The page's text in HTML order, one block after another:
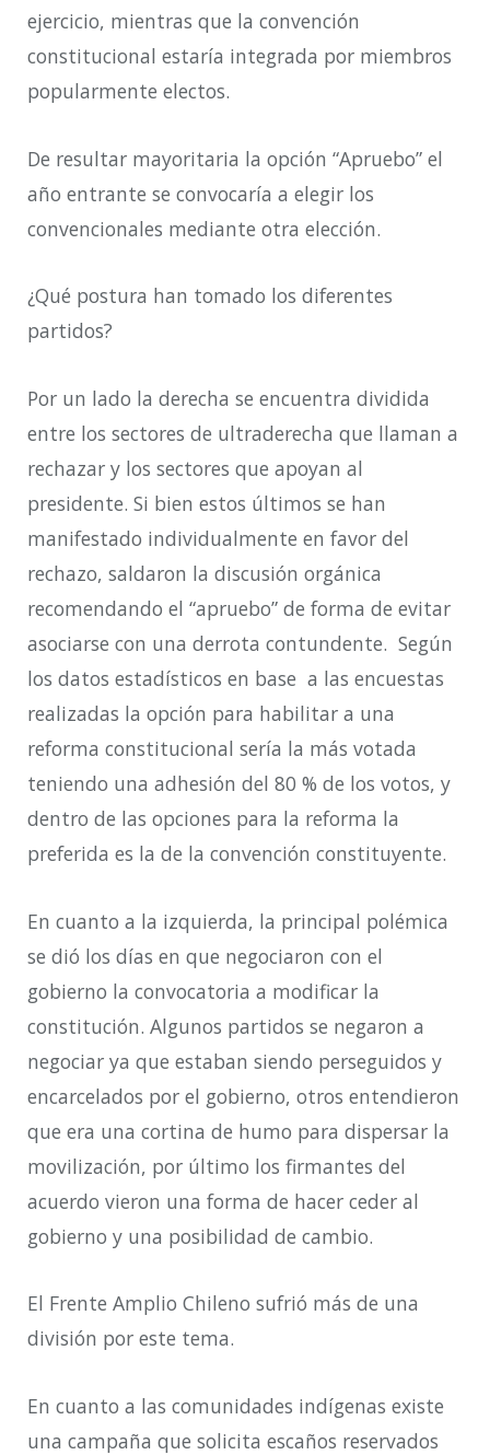
ejercicio, mientras que la convención
constitucional estaría integrada por miembros
popularmente electos.
De resultar mayoritaria la opción “Apruebo” el
año entrante se convocaría a elegir los
convencionales mediante otra elección.
¿Qué postura han tomado los diferentes
partidos?
Por un lado la derecha se encuentra dividida
entre los sectores de ultraderecha que llaman a
rechazar y los sectores que apoyan al
presidente. Si bien estos últimos se han
manifestado individualmente en favor del
rechazo, saldaron la discusión orgánica
recomendando el “apruebo” de forma de evitar
asociarse con una derrota contundente. Según
los datos estadísticos en base a las encuestas
realizadas la opción para habilitar a una
reforma constitucional sería la más votada
teniendo una adhesión del 80 % de los votos, y
dentro de las opciones para la reforma la
preferida es la de la convención constituyente.
En cuanto a la izquierda, la principal polémica
se dió los días en que negociaron con el
gobierno la convocatoria a modificar la
constitución. Algunos partidos se negaron a
negociar ya que estaban siendo perseguidos y
encarcelados por el gobierno, otros entendieron
que era una cortina de humo para dispersar la
movilización, por último los firmantes del
acuerdo vieron una forma de hacer ceder al
gobierno y una posibilidad de cambio.
El Frente Amplio Chileno sufrió más de una
división por este tema.
En cuanto a las comunidades indígenas existe
una campaña que solicita escaños reservados